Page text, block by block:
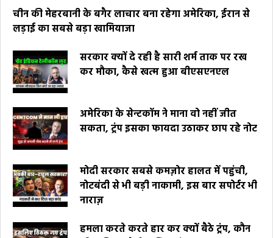
चीन की मेहरबानी के बगैर लाचार बना रहेगा अमेरिका, ईरान से
लड़ाई का सबसे बड़ा खामियाजा
सरकार क्यों दे रही है सारी शर्म ताक पर रख
कर मौका, कैसे खत्म हुआ बीएसएनएल
अमेरिका के सेन्टकॉम ने माना वो नहीं जीत
सकता, ट्रंप इसका फायदा उठाकर छाप रहे नोट
मोदी सरकार सबसे कमज़ोर हालत में पहुंची,
नोटबंदी से भी बड़ी नाकामी, इस बार सपोर्टर भी
नाराज़
हमला करते करते हार कर क्यों बैठे ट्रंप, कौन